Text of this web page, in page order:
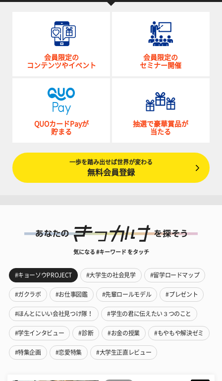
会員限定の
コンテンツやイベント
会員限定の
セミナー開催
QUOカードPayが
貯まる
抽選で豪華賞品が
当たる
一歩を踏み出せば世界が変わる
無料会員登録
気になる #キーワード をタッチ
#キョーソウPROJECT #大学生の社会見学 #留学ロードマップ
#ガクラボ #お仕事図鑑 #先輩ロールモデル #プレゼント
#ほんとにいい会社見つけ隊！ #学生の君に伝えたい３つのこと
#学生インタビュー #診断 #お金の授業 #もやもや解決ゼミ
#特集企画 #恋愛特集 #大学生正直レビュー